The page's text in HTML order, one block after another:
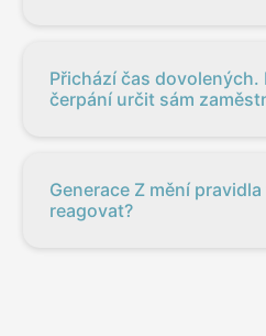
Přichází čas dovolených.
čerpání určit sám
Generace Z mění
reagovat?